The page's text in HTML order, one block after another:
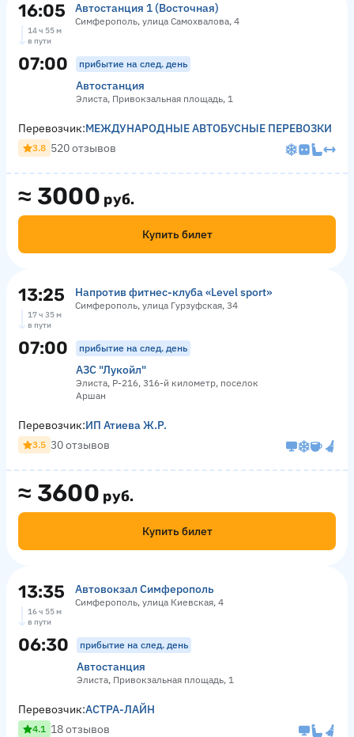
16:05 Автостанция 1 (Восточная)
Симферополь, улица Самохвалова, 4
14 ч 55 м
в пути
07:00 прибытие на след. день
Автостанция
Элиста, Привокзальная площадь, 1
≈ 3000 руб.
Купить билет
Перевозчик:МЕЖДУНАРОДНЫЕ АВТОБУСНЫЕ ПЕРЕВОЗКИ
3.8 520 отзывов
13:25 Напротив фитнес-клуба «Level sport»
Симферополь, улица Гурзуфская, 34
17 ч 35 м
в пути
07:00 прибытие на след. день
АЗС "Лукойл"
Элиста, Р-216, 316-й километр, поселок
Аршан
≈ 3600 руб.
Купить билет
Перевозчик:ИП Атиева Ж.Р.
3.5 30 отзывов
13:35 Автовокзал Симферополь
Симферополь, улица Киевская, 4
16 ч 55 м
в пути
06:30 прибытие на след. день
Автостанция
Элиста, Привокзальная площадь, 1
Перевозчик:АСТРА-ЛАЙН
4.1 18 отзывов